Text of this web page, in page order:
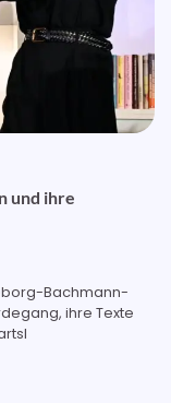
und ihre
Bachmann-
ihre Texte